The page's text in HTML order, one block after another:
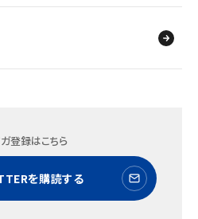
登録はこちら
を購読する